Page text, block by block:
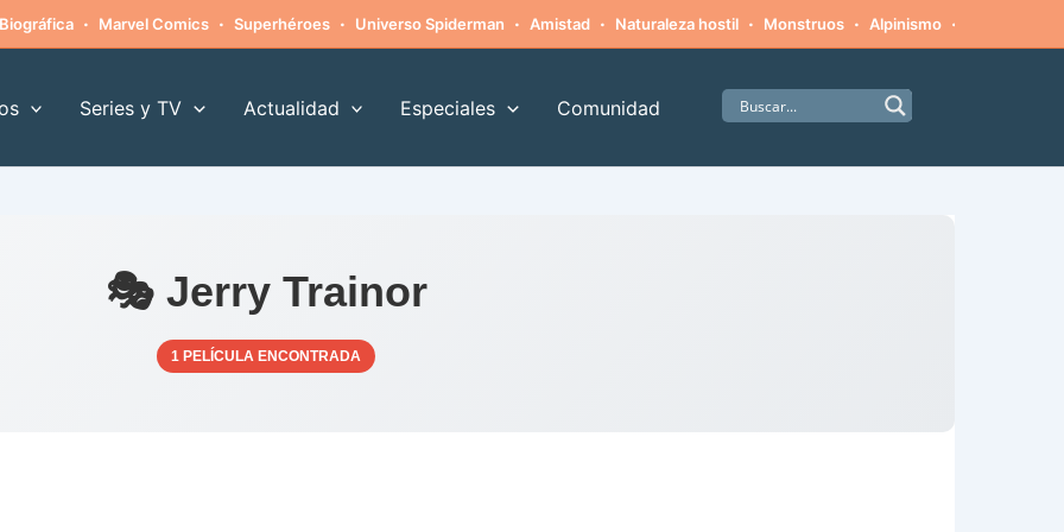
Biográfica · Marvel Comics · Superhéroes · Universo Spiderman · Amistad · Naturaleza hostil · Monstruos · Alpinismo ·
Series y TV Actualidad Especiales Comunidad
🎭 Jerry Trainor
1 PELÍCULA ENCONTRADA